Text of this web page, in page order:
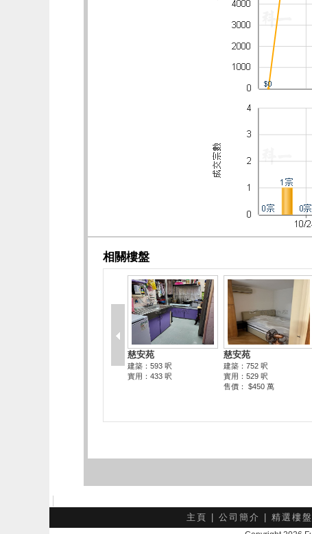
主頁 公司簡介 精選樓盤